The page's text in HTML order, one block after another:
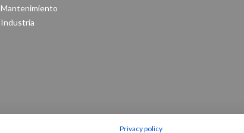
Mantenimiento
Industria
Privacy policy